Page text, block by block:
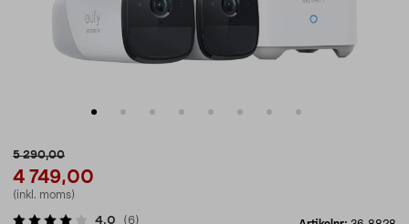
5 290,00
4 749,00
(inkl. moms)
4.0 (6)